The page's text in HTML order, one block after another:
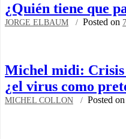
¿Quién tiene que
JORGE ELBAUM Posted on
Michel midi: Crisis
¿el virus como
MICHEL COLLON Posted on